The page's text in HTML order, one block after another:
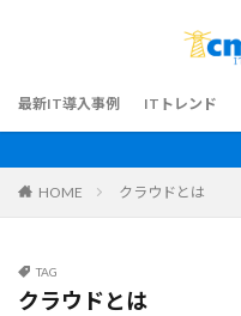
最新IT導入事例 ITトレンド
HOME クラウドとは
TAG
クラウドとは